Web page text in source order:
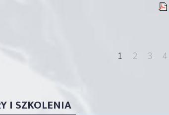
1 2 3 4
I SZKOLENIA